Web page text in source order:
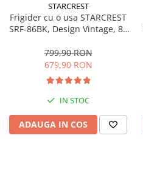
STARCREST
Frigider cu o usa STARCREST
SRF-86BK, Design Vintage, 85
interioara, H 84 cm, Negru
799,90 RON
679,90 RON
IN STOC
ADAUGA IN COS